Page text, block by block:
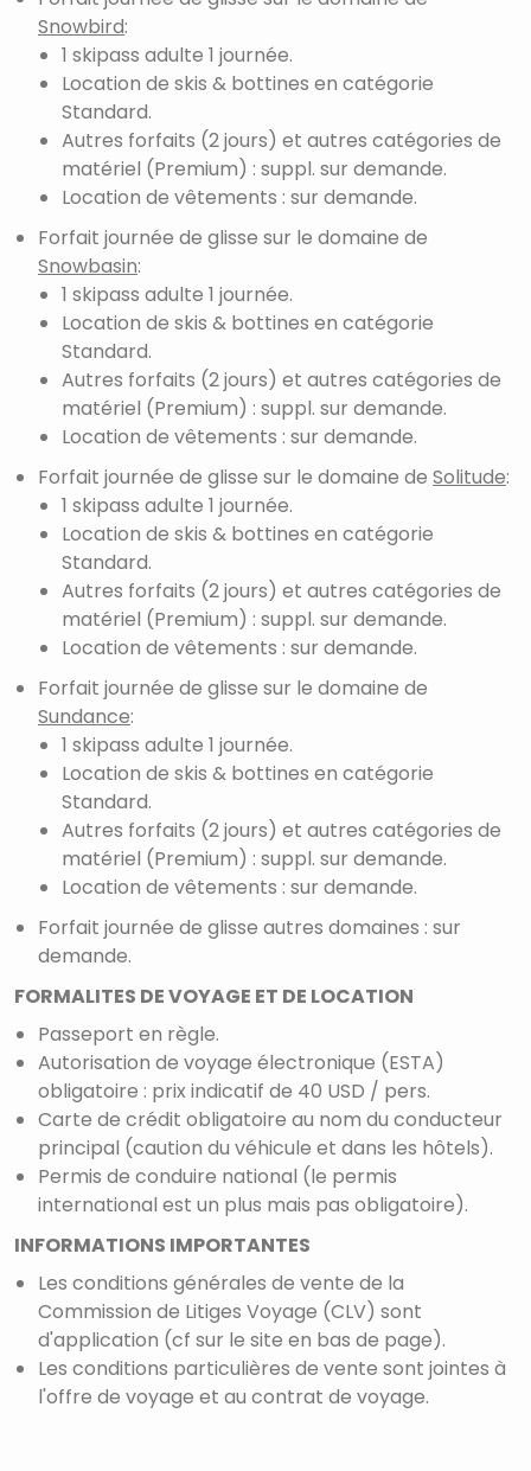
Snowbird:
1 skipass adulte 1 journée.
Location de skis & bottines en catégorie
Standard.
Autres forfaits (2 jours) et autres catégories de
matériel (Premium) : suppl. sur demande.
Location de vêtements : sur demande.
Forfait journée de glisse sur le domaine de
Snowbasin:
1 skipass adulte 1 journée.
Location de skis & bottines en catégorie
Standard.
Autres forfaits (2 jours) et autres catégories de
matériel (Premium) : suppl. sur demande.
Location de vêtements : sur demande.
Forfait journée de glisse sur le domaine de Solitude:
1 skipass adulte 1 journée.
Location de skis & bottines en catégorie
Standard.
Autres forfaits (2 jours) et autres catégories de
matériel (Premium) : suppl. sur demande.
Location de vêtements : sur demande.
Forfait journée de glisse sur le domaine de
Sundance:
1 skipass adulte 1 journée.
Location de skis & bottines en catégorie
Standard.
Autres forfaits (2 jours) et autres catégories de
matériel (Premium) : suppl. sur demande.
Location de vêtements : sur demande.
Forfait journée de glisse autres domaines : sur
demande.
FORMALITES DE VOYAGE ET DE LOCATION
Passeport en règle.
Autorisation de voyage électronique (ESTA)
obligatoire : prix indicatif de 40 USD / pers.
Carte de crédit obligatoire au nom du conducteur
principal (caution du véhicule et dans les hôtels).
Permis de conduire national (le permis
international est un plus mais pas obligatoire).
INFORMATIONS IMPORTANTES
Les conditions générales de vente de la
Commission de Litiges Voyage (CLV) sont
d'application (cf sur le site en bas de page).
Les conditions particulières de vente sont jointes à
l'offre de voyage et au contrat de voyage.